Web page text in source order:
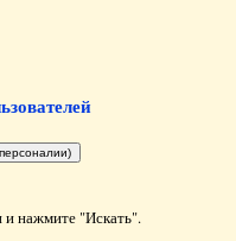
и нажмите "Искать".